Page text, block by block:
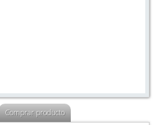
Comprar producto